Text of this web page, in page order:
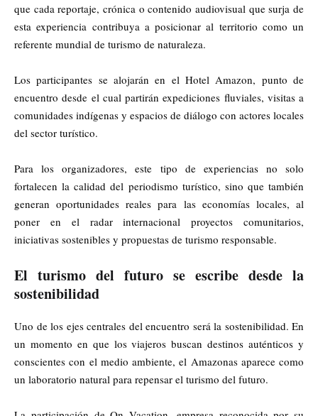
que cada reportaje, crónica o contenido audiovisual que surja de
esta experiencia contribuya a posicionar al territorio como un
referente mundial de turismo de naturaleza.
Los participantes se alojarán en el Hotel Amazon, punto de
encuentro desde el cual partirán expediciones fluviales, visitas a
comunidades indígenas y espacios de diálogo con actores locales
del sector turístico.
Para los organizadores, este tipo de experiencias no solo
fortalecen la calidad del periodismo turístico, sino que también
generan oportunidades reales para las economías locales, al
poner en el radar internacional proyectos comunitarios,
iniciativas sostenibles y propuestas de turismo responsable.
El turismo del futuro se escribe desde la
sostenibilidad
Uno de los ejes centrales del encuentro será la sostenibilidad. En
un momento en que los viajeros buscan destinos auténticos y
conscientes con el medio ambiente, el Amazonas aparece como
un laboratorio natural para repensar el turismo del futuro.